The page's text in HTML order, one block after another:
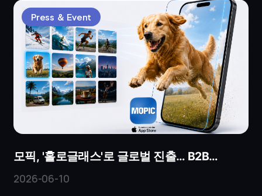
Press ＆ Event
모픽, '홀로글래스'로 글로벌 진출… B2B
파트너사 모집
2026-06-10